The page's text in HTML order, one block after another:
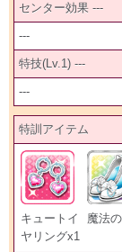
センター効果 ---
---
特技(Lv.1) ---
---
特訓アイテム
キュートイ
ヤリングx1
魔法